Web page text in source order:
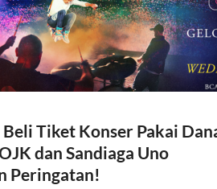
Beli Tiket Konser Pakai
dan Sandiaga Uno
Peringatan!